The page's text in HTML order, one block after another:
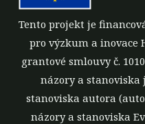
Tento projekt je
pro výzkum a inovace
grantové smlouvy č.
názory a stanoviska
stanoviska autora
názory a stanoviska